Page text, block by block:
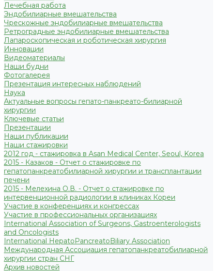
Лечебная работа
Эндобилиарные вмешательства
Чрескожные эндобилиарные вмешательства
Ретроградные эндобилиарные вмешательства
Лапароскопическая и роботическая хирургия
Инновации
Видеоматериалы
Наши будни
Фотогалерея
Презентация интересных наблюдений
Наука
Актуальные вопросы гепато-панкреато-билиарной
хирургии
Ключевые статьи
Презентации
Наши публикации
Наши стажировки
2012 год - стажировка в Asan Medical Center, Seoul, Korea
2015 - Казаков - Отчет о стажировке по
гепатопанкреатобилиарной хирургии и трансплантации
печени
2015 - Мелехина О.В. - Отчет о стажировке по
интервенционной радиологии в клиниках Кореи
Участие в конференциях и конгрессах
Участие в профессиональных организациях
International Association of Surgeons, Gastroenterologists
and Oncologists
International HepatoPancreatoBiliary Association
Международная Ассоциация гепатопанкреатобилиарной
хирургии стран СНГ
Архив новостей